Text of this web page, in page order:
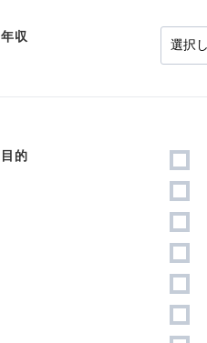
年収
目的